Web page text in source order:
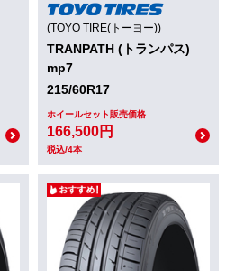
(TOYO TIRE(トーヨー))
TRANPATH (トランパス)
mp7
215/60R17
ホイールセット販売価格
166,500円
税込/4本